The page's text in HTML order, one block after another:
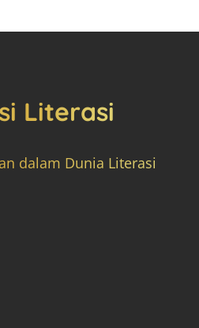
Literasi
dalam Dunia Literasi